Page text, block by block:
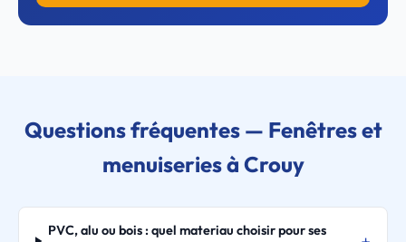
Questions fréquentes — Fenêtres et
menuiseries à Crouy
PVC, alu ou bois : quel materiau choisir pour ses